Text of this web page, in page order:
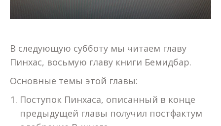
В следующую субботу мы читаем главу
Пинхас, восьмую главу книги Бемидбар.
Основные темы этой главы:
Поступок Пинхаса, описанный в конце
предыдущей главы получил постфактум